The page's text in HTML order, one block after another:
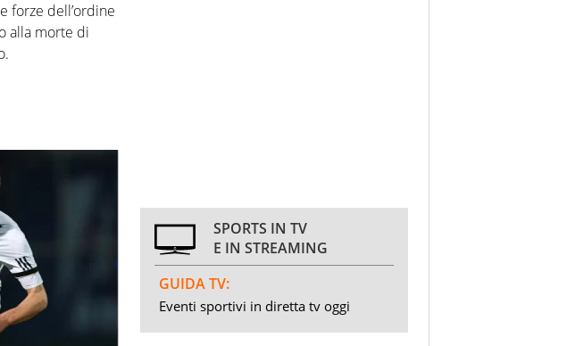
forze dell’ordine
alla morte di
SPORTS IN TV
E IN STREAMING
GUIDA TV:
Eventi sportivi in diretta tv oggi